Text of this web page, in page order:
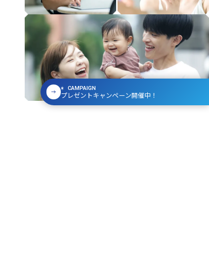
CAMPAIGN
プレゼントキャンペーン開催中！